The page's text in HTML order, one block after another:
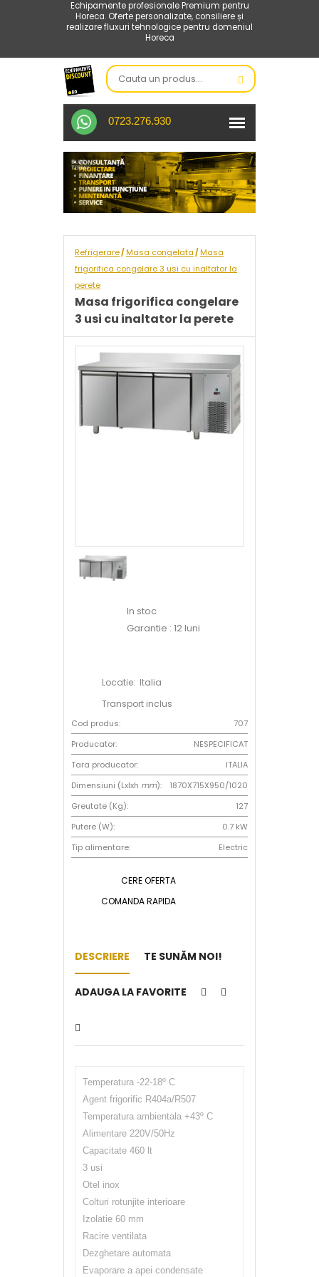
Echipamente profesionale Premium pentru
Horeca. Oferte personalizate, consiliere și
realizare fluxuri tehnologice pentru domeniul
Horeca
0723.276.930
Refrigerare/Masa congelata /Masa
frigorifica congelare 3 usi cu inaltator la
perete
Masa frigorifica congelare
3 usi cu inaltator la perete
In stoc
Garantie : 12 luni
Locatie: Italia
Transport inclus
Cod produs:
707
Producator:
NESPECIFICAT
Tara producator:
ITALIA
Dimensiuni (Lxlxh mm):
1870X715X950/1020
Greutate (Kg):
127
Putere (W):
0.7 kW
Tip alimentare:
Electric
CERE OFERTA
COMANDA RAPIDA
DESCRIERE TE SUNĂM NOI!
ADAUGA LA FAVORITE
Temperatura -22-18º C
Agent frigorific R404a/R507
Temperatura ambientala +43º C
Alimentare 220V/50Hz
Capacitate 460 lt
3 usi
Otel inox
Colturi rotunjite interioare
Izolatie 60 mm
Racire ventilata
Dezghetare automata
Evaporare a apei condensate